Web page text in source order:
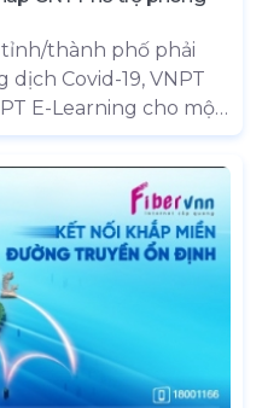
thành phố phải
Covid-19, VNPT
E-Learning cho một
ở Hà Nội. Bên cạnh
VNPT Pay cũng
cụ hữu ích cho
đẩy mạnh hoạt động
họp đông người.